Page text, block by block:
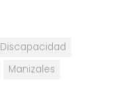
Discapacidad
Manizales